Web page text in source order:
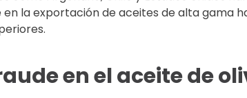
la exportación de aceites de alta gama
en el aceite de